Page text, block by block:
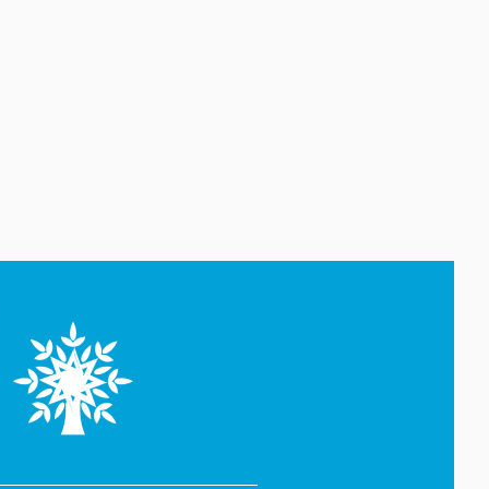
razılıq edib
07 Avqust 12:43
İmişlidə traktorun altında
qalan uşaq ölüb